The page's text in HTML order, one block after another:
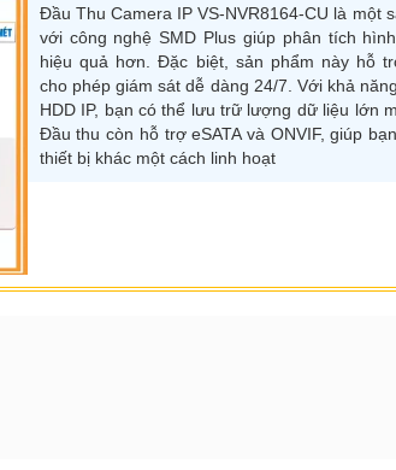
Đầu Thu Camera IP VS-NVR8164-CU là một
với công nghệ SMD Plus giúp phân tích
hiệu quả hơn. Đặc biệt, sản phẩm này hỗ
cho phép giám sát dễ dàng 24/7. Với khả
HDD IP, bạn có thể lưu trữ lượng dữ liệu lớn
Đầu thu còn hỗ trợ eSATA và ONVIF, giúp
thiết bị khác một cách linh hoạt